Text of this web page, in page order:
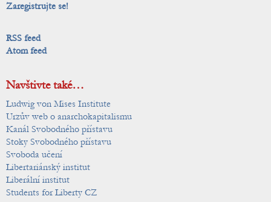
Zaregistrujte se!
RSS feed
Atom feed
Navštivte také…
Ludwig von Mises Institute
Urzův web o anarchokapitalismu
Kanál Svobodného přístavu
Stoky Svobodného přístavu
Svoboda učení
Libertariánský institut
Liberální institut
Students for Liberty CZ